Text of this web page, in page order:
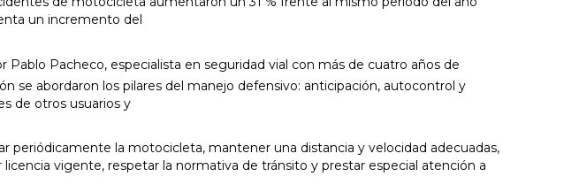
un incremento del
Pacheco, especialista en seguridad vial con más de cuatro años de
se abordaron los pilares del manejo defensivo: anticipación, autocontrol y
de otros usuarios y
periódicamente la motocicleta, mantener una distancia y velocidad adecuadas,
vigente, respetar la normativa de tránsito y prestar especial atención a